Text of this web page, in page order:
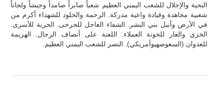
التحية والإجلال للشعب اليمني العظيم شعباً صابراً صامداً وجيشاً ولجاناً
شعبية مجاهدة وقيادة واعية مدركة. الرحمة والخلود للشهداء أكرم من
في الأرض وأنبل بني البشر. الشفاء العاجل للجرحى. الحرية للأسرى.
الخزي والعار للخونة العملاء. اللعنة على أنصاف الرجال. الهزيمة
للعدوان (السعوصهيوأمريكي). النصر للشعب اليمني العظيم.